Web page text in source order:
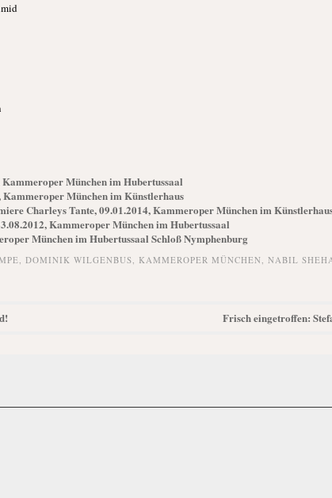
München im Hubertussaal
Kammeroper München im Künstlerhaus
Charleys Tante, 09.01.2014, Kammeroper München im
Kammeroper München im Hubertussaal
München im Hubertussaal Schloß Nymphenburg
, DOMINIK WILGENBUS, KAMMEROPER MÜNCHEN, NABIL
Frisch eingetroffen: